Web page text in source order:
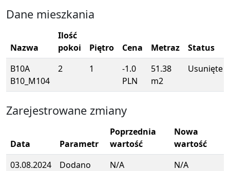
Dane mieszkania
Nazwa
Ilość
pokoi
Piętro Cena Metraz
Status
B10A
B10_M104
2 1
-1.0
PLN
51.38
m2
Usunięte
Zarejestrowane zmiany
Data Parametr
Poprzednia
wartość
Nowa
wartość
03.08.2024
Dodano N/A N/A